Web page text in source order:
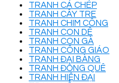
TRANH CÁ CHÉP
TRANH CÂY TRE
TRANH CHIM CÔNG
TRANH CON DÊ
TRANH CON GÀ
TRANH CÔNG GIÁO
TRANH ĐẠI BÀNG
TRANH ĐỒNG QUÊ
TRANH HIỆN ĐẠI